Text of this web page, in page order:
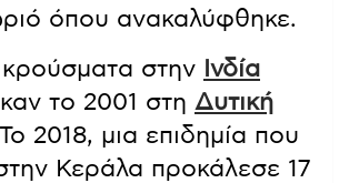
όπου ανακαλύφθηκε.
στην Ινδία
το 2001 στη Δυτική
2018, μια επιδημία που
Κεράλα προκάλεσε 17